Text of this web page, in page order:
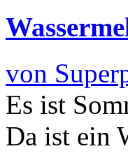
von
Es ist
Da ist ein